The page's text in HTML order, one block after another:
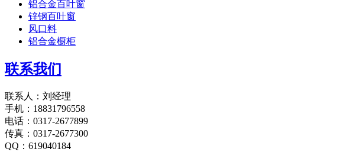
铝合金百叶窗
锌钢百叶窗
风口料
铝合金橱柜
联系我们
联系人：刘经理
手机：18831796558
电话：0317-2677899
传真：0317-2677300
QQ：619040184